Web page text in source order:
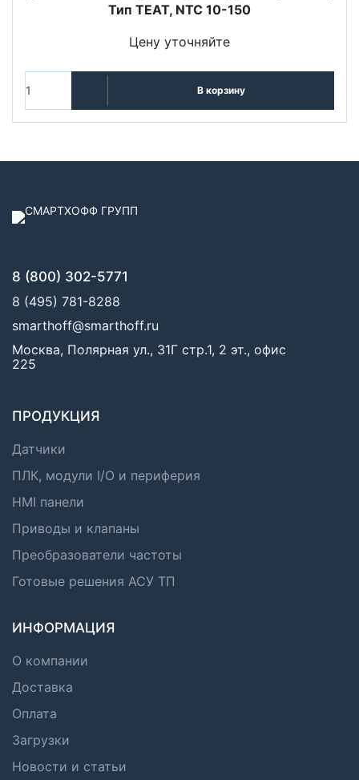
Тип TEAT, NTC 10-150
Цену уточняйте
В корзину
8 (800) 302-5771
8 (495) 781-8288
smarthoff@smarthoff.ru
Москва, Полярная ул., 31Г стр.1, 2 эт., офис
225
ПРОДУКЦИЯ
Датчики
ПЛК, модули I/O и периферия
HMI панели
Приводы и клапаны
Преобразователи частоты
Готовые решения АСУ ТП
ИНФОРМАЦИЯ
О компании
Доставка
Оплата
Загрузки
Новости и статьи